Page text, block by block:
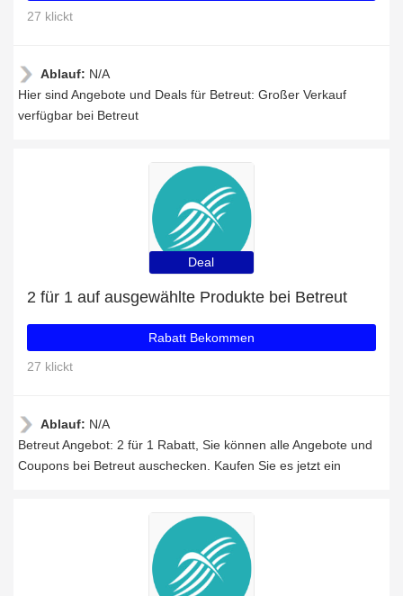
27 klickt
Ablauf: N/A
Hier sind Angebote und Deals für Betreut: Großer Verkauf
verfügbar bei Betreut
Deal
2 für 1 auf ausgewählte Produkte bei Betreut
Rabatt Bekommen
27 klickt
Ablauf: N/A
Betreut Angebot: 2 für 1 Rabatt, Sie können alle Angebote und
Coupons bei Betreut auschecken. Kaufen Sie es jetzt ein